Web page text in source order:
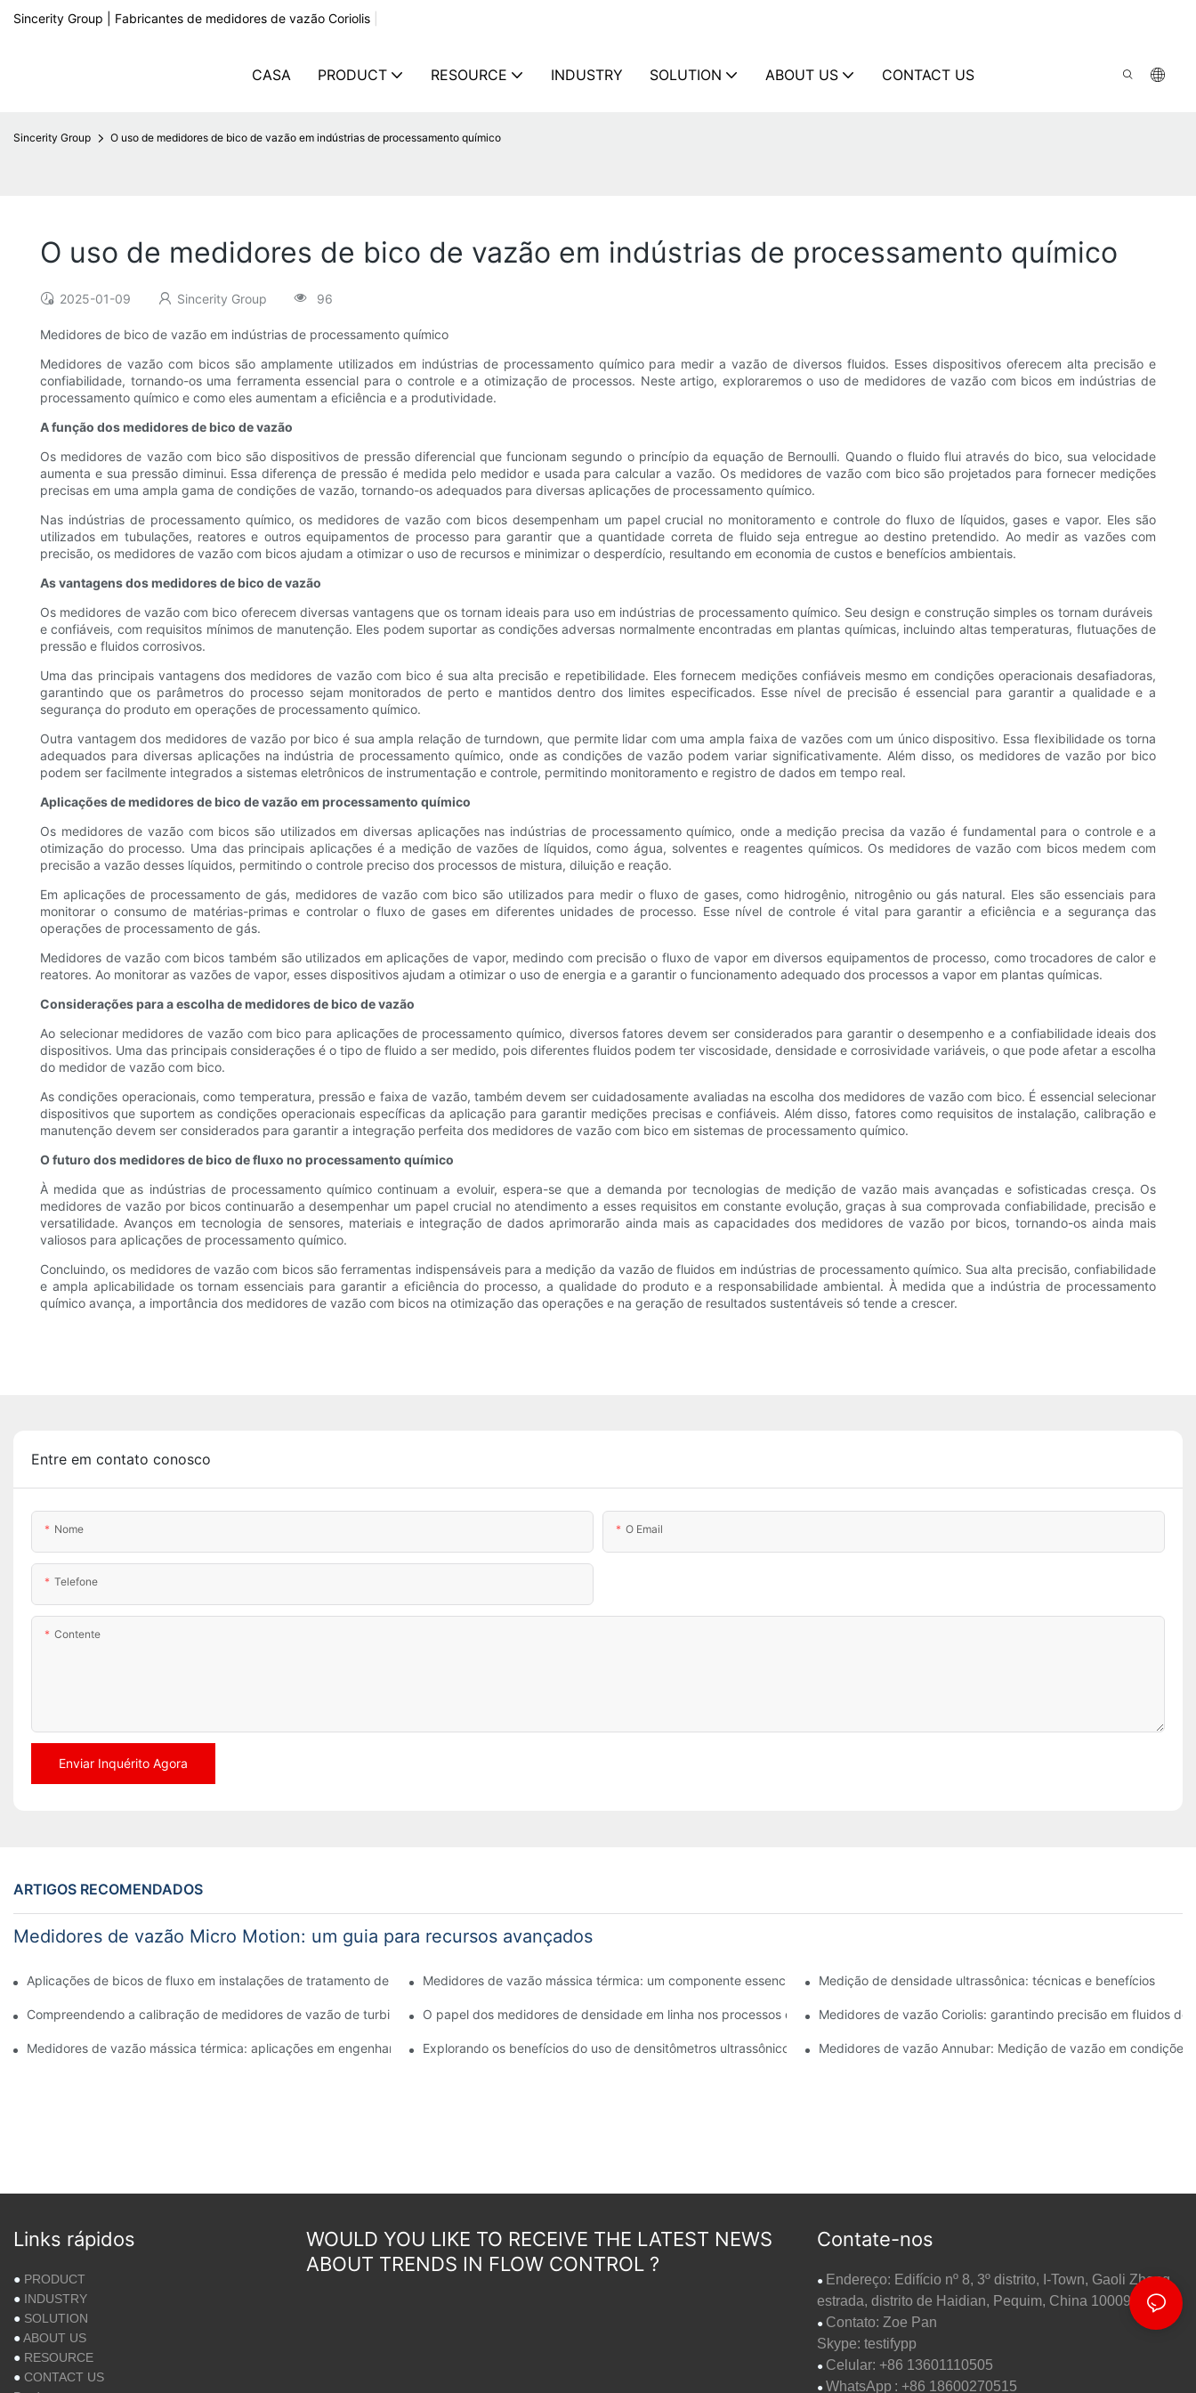
Sincerity Group | Fabricantes de medidores de vazão Coriolis
CASA PRODUCT RESOURCE INDUSTRY SOLUTION ABOUT US CONTACT US
Sincerity Group O uso de medidores de bico de vazão em indústrias de processamento químico
O uso de medidores de bico de vazão em indústrias de processamento químico
2025-01-09 Sincerity Group 96
Medidores de bico de vazão em indústrias de processamento químico
Medidores de vazão com bicos são amplamente utilizados em indústrias de processamento químico para medir a vazão de diversos fluidos. Esses dispositivos oferecem alta precisão e
confiabilidade, tornando-os uma ferramenta essencial para o controle e a otimização de processos. Neste artigo, exploraremos o uso de medidores de vazão com bicos em indústrias de
processamento químico e como eles aumentam a eficiência e a produtividade.
A função dos medidores de bico de vazão
Os medidores de vazão com bico são dispositivos de pressão diferencial que funcionam segundo o princípio da equação de Bernoulli. Quando o fluido flui através do bico, sua velocidade
aumenta e sua pressão diminui. Essa diferença de pressão é medida pelo medidor e usada para calcular a vazão. Os medidores de vazão com bico são projetados para fornecer medições
precisas em uma ampla gama de condições de vazão, tornando-os adequados para diversas aplicações de processamento químico.
Nas indústrias de processamento químico, os medidores de vazão com bicos desempenham um papel crucial no monitoramento e controle do fluxo de líquidos, gases e vapor. Eles são
utilizados em tubulações, reatores e outros equipamentos de processo para garantir que a quantidade correta de fluido seja entregue ao destino pretendido. Ao medir as vazões com
precisão, os medidores de vazão com bicos ajudam a otimizar o uso de recursos e minimizar o desperdício, resultando em economia de custos e benefícios ambientais.
As vantagens dos medidores de bico de vazão
Os medidores de vazão com bico oferecem diversas vantagens que os tornam ideais para uso em indústrias de processamento químico. Seu design e construção simples os tornam duráveis ​​
e confiáveis, com requisitos mínimos de manutenção. Eles podem suportar as condições adversas normalmente encontradas em plantas químicas, incluindo altas temperaturas, flutuações de
pressão e fluidos corrosivos.
Uma das principais vantagens dos medidores de vazão com bico é sua alta precisão e repetibilidade. Eles fornecem medições confiáveis ​​mesmo em condições operacionais desafiadoras,
garantindo que os parâmetros do processo sejam monitorados de perto e mantidos dentro dos limites especificados. Esse nível de precisão é essencial para garantir a qualidade e a
segurança do produto em operações de processamento químico.
Outra vantagem dos medidores de vazão por bico é sua ampla relação de turndown, que permite lidar com uma ampla faixa de vazões com um único dispositivo. Essa flexibilidade os torna
adequados para diversas aplicações na indústria de processamento químico, onde as condições de vazão podem variar significativamente. Além disso, os medidores de vazão por bico
podem ser facilmente integrados a sistemas eletrônicos de instrumentação e controle, permitindo monitoramento e registro de dados em tempo real.
Aplicações de medidores de bico de vazão em processamento químico
Os medidores de vazão com bicos são utilizados em diversas aplicações nas indústrias de processamento químico, onde a medição precisa da vazão é fundamental para o controle e a
otimização do processo. Uma das principais aplicações é a medição de vazões de líquidos, como água, solventes e reagentes químicos. Os medidores de vazão com bicos medem com
precisão a vazão desses líquidos, permitindo o controle preciso dos processos de mistura, diluição e reação.
Em aplicações de processamento de gás, medidores de vazão com bico são utilizados para medir o fluxo de gases, como hidrogênio, nitrogênio ou gás natural. Eles são essenciais para
monitorar o consumo de matérias-primas e controlar o fluxo de gases em diferentes unidades de processo. Esse nível de controle é vital para garantir a eficiência e a segurança das
operações de processamento de gás.
Medidores de vazão com bicos também são utilizados em aplicações de vapor, medindo com precisão o fluxo de vapor em diversos equipamentos de processo, como trocadores de calor e
reatores. Ao monitorar as vazões de vapor, esses dispositivos ajudam a otimizar o uso de energia e a garantir o funcionamento adequado dos processos a vapor em plantas químicas.
Considerações para a escolha de medidores de bico de vazão
Ao selecionar medidores de vazão com bico para aplicações de processamento químico, diversos fatores devem ser considerados para garantir o desempenho e a confiabilidade ideais dos
dispositivos. Uma das principais considerações é o tipo de fluido a ser medido, pois diferentes fluidos podem ter viscosidade, densidade e corrosividade variáveis, o que pode afetar a escolha
do medidor de vazão com bico.
As condições operacionais, como temperatura, pressão e faixa de vazão, também devem ser cuidadosamente avaliadas na escolha dos medidores de vazão com bico. É essencial selecionar
dispositivos que suportem as condições operacionais específicas da aplicação para garantir medições precisas e confiáveis. Além disso, fatores como requisitos de instalação, calibração e
manutenção devem ser considerados para garantir a integração perfeita dos medidores de vazão com bico em sistemas de processamento químico.
O futuro dos medidores de bico de fluxo no processamento químico
À medida que as indústrias de processamento químico continuam a evoluir, espera-se que a demanda por tecnologias de medição de vazão mais avançadas e sofisticadas cresça. Os
medidores de vazão por bicos continuarão a desempenhar um papel crucial no atendimento a esses requisitos em constante evolução, graças à sua comprovada confiabilidade, precisão e
versatilidade. Avanços em tecnologia de sensores, materiais e integração de dados aprimorarão ainda mais as capacidades dos medidores de vazão por bicos, tornando-os ainda mais
valiosos para aplicações de processamento químico.
Concluindo, os medidores de vazão com bicos são ferramentas indispensáveis ​​para a medição da vazão de fluidos em indústrias de processamento químico. Sua alta precisão, confiabilidade
e ampla aplicabilidade os tornam essenciais para garantir a eficiência do processo, a qualidade do produto e a responsabilidade ambiental. À medida que a indústria de processamento
químico avança, a importância dos medidores de vazão com bicos na otimização das operações e na geração de resultados sustentáveis ​​só tende a crescer.
Entre em contato conosco
Nome O Email
Telefone
Contente
Enviar Inquérito Agora
ARTIGOS RECOMENDADOS
Medidores de vazão Micro Motion: um guia para recursos avançados
Aplicações de bicos de fluxo em instalações de tratamento de água Medidores de vazão mássica térmica: um componente essencial na gestão de energiaMedição de densidade ultrassônica: técnicas e benefícios
Compreendendo a calibração de medidores de vazão de turbina O papel dos medidores de densidade em linha nos processos de refino de petróleoMedidores de vazão Coriolis: garantindo precisão em fluidos de
Medidores de vazão mássica térmica: aplicações em engenharia químicaExplorando os benefícios do uso de densitômetros ultrassônicos Medidores de vazão Annubar: Medição de vazão em condições
Links rápidos
● PRODUCT
● INDUSTRY
● SOLUTION
●ABOUT US
● RESOURCE
● CONTACT US
WOULD YOU LIKE TO RECEIVE THE LATEST NEWS
ABOUT TRENDS IN FLOW CONTROL ?
Contate-nos
● Endereço: Edifício nº 8, 3º distrito, I-Town, Gaoli Zhang
estrada, distrito de Haidian, Pequim, China 100095
● Contato: Zoe Pan
Skype: testifypp
● Celular: +86 13601110505
● WhatsApp : +86 18600270515